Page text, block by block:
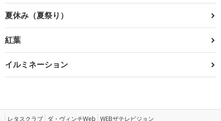
夏休み（夏祭り）
紅葉
イルミネーション
レタスクラブ ダ・ヴィンチWeb WEBザテレビジョン